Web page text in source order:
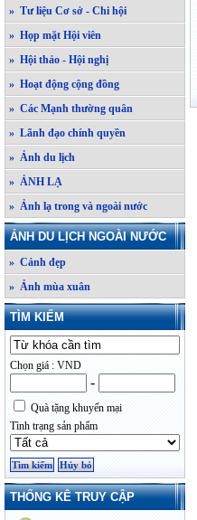
» Tư liệu Cơ sở - Chi hội
» Họp mặt Hội viên
» Hội thảo - Hội nghị
» Hoạt động cộng đồng
» Các Mạnh thường quân
» Lãnh đạo chính quyền
» Ảnh du lịch
» ẢNH LẠ
» Ảnh lạ trong và ngoài nước
ẢNH DU LỊCH NGOÀI NƯỚC
» Cảnh đẹp
» Ảnh mùa xuân
TÌM KIẾM
Chọn giá : VND
-
Quà tặng khuyến mại
Tình trạng sản phẩm
THỐNG KÊ TRUY CẬP